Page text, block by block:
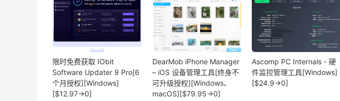
限时免费获取 IObit
Software Updater 9 Pro[6
个月授权][Windows]
[$12.97→0]
DearMob iPhone Manager
– iOS 设备管理工具[终身不
可升级授权][Windows、
macOS][$79.95→0]
Ascomp PC Internals - 硬
件监控管理工具[Windows]
[$24.9→0]